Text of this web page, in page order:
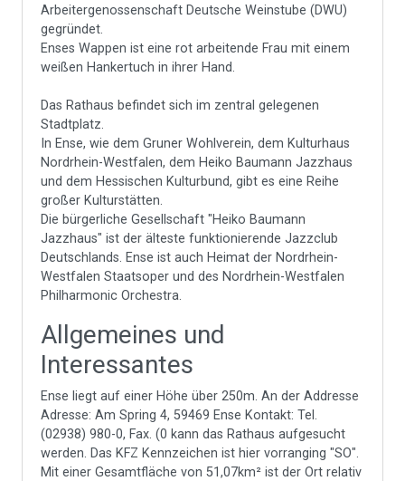
Arbeitergenossenschaft Deutsche Weinstube (DWU)
gegründet.
Enses Wappen ist eine rot arbeitende Frau mit einem
weißen Hankertuch in ihrer Hand.
Das Rathaus befindet sich im zentral gelegenen
Stadtplatz.
In Ense, wie dem Gruner Wohlverein, dem Kulturhaus
Nordrhein-Westfalen, dem Heiko Baumann Jazzhaus
und dem Hessischen Kulturbund, gibt es eine Reihe
großer Kulturstätten.
Die bürgerliche Gesellschaft "Heiko Baumann
Jazzhaus" ist der älteste funktionierende Jazzclub
Deutschlands. Ense ist auch Heimat der Nordrhein-
Westfalen Staatsoper und des Nordrhein-Westfalen
Philharmonic Orchestra.
Allgemeines und
Interessantes
Ense liegt auf einer Höhe über 250m. An der Addresse
Adresse: Am Spring 4, 59469 Ense Kontakt: Tel.
(02938) 980-0, Fax. (0 kann das Rathaus aufgesucht
werden. Das KFZ Kennzeichen ist hier vorranging "SO".
Mit einer Gesamtfläche von 51,07km² ist der Ort relativ